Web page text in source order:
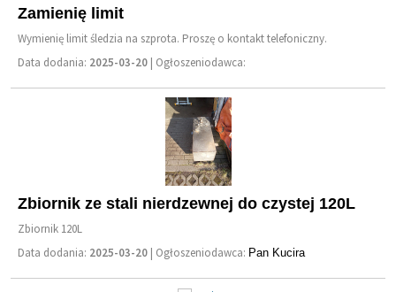
Zamienię limit
Wymienię limit śledzia na szprota. Proszę o kontakt telefoniczny.
Data dodania: 2025-03-20 | Ogłoszeniodawca:
Zbiornik ze stali nierdzewnej do czystej 120L
Zbiornik 120L
Data dodania: 2025-03-20 | Ogłoszeniodawca: Pan Kucira